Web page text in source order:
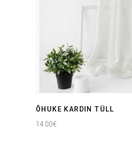
ÕHUKE KARDIN TÜLL
14.00€